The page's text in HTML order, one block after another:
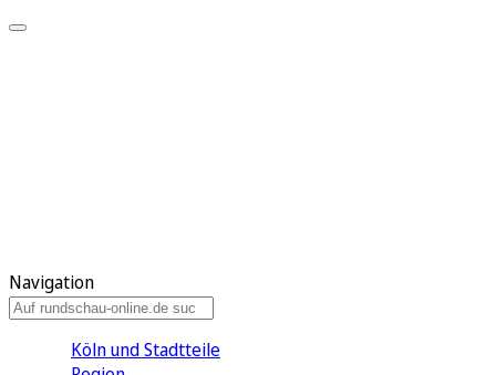
Navigation
Köln und Stadtteile